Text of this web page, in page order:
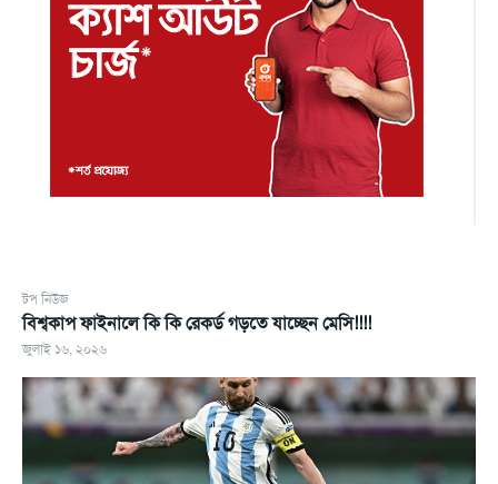
টপ নিউজ
বিশ্বকাপ ফাইনালে কি কি রেকর্ড গড়তে যাচ্ছেন মেসি!!!!
জুলাই ১৬, ২০২৬